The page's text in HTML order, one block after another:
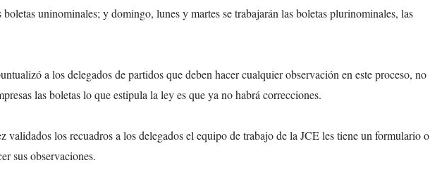
uninominales; y domingo, lunes y martes se trabajarán las boletas plurinominales, las
a los delegados de partidos que deben hacer cualquier observación en este proceso, no
las boletas lo que estipula la ley es que ya no habrá correcciones.
validados los recuadros a los delegados el equipo de trabajo de la JCE les tiene un formulario o
sus observaciones.